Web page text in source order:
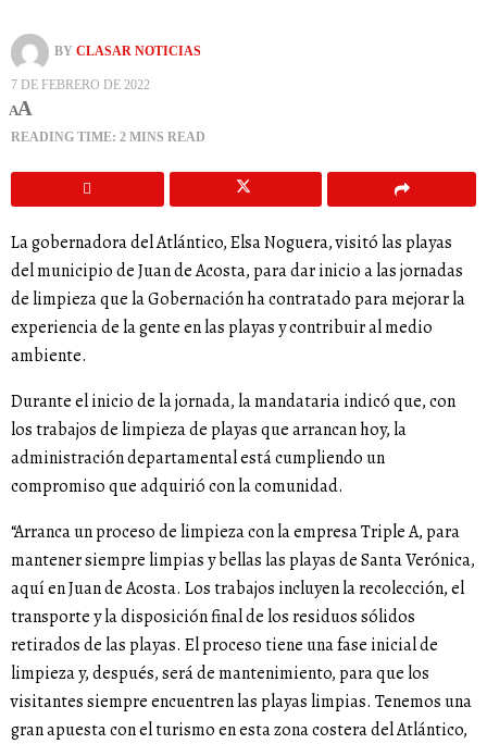
BY CLASAR NOTICIAS
7 DE FEBRERO DE 2022
AA
READING TIME: 2 MINS READ
La gobernadora del Atlántico, Elsa Noguera, visitó las playas
del municipio de Juan de Acosta, para dar inicio a las jornadas
de limpieza que la Gobernación ha contratado para mejorar la
experiencia de la gente en las playas y contribuir al medio
ambiente.
Durante el inicio de la jornada, la mandataria indicó que, con
los trabajos de limpieza de playas que arrancan hoy, la
administración departamental está cumpliendo un
compromiso que adquirió con la comunidad.
“Arranca un proceso de limpieza con la empresa Triple A, para
mantener siempre limpias y bellas las playas de Santa Verónica,
aquí en Juan de Acosta. Los trabajos incluyen la recolección, el
transporte y la disposición final de los residuos sólidos
retirados de las playas. El proceso tiene una fase inicial de
limpieza y, después, será de mantenimiento, para que los
visitantes siempre encuentren las playas limpias. Tenemos una
gran apuesta con el turismo en esta zona costera del Atlántico,